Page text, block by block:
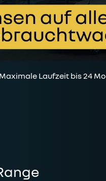
Laufzeit bis 24